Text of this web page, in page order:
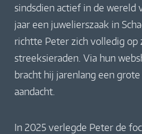
sindsdien actief in de wereld
jaar een juwelierszaak in
richtte Peter zich volledig op
streeksieraden. Via hun
bracht hij jarenlang een
aandacht.
In 2025 verlegde Peter de